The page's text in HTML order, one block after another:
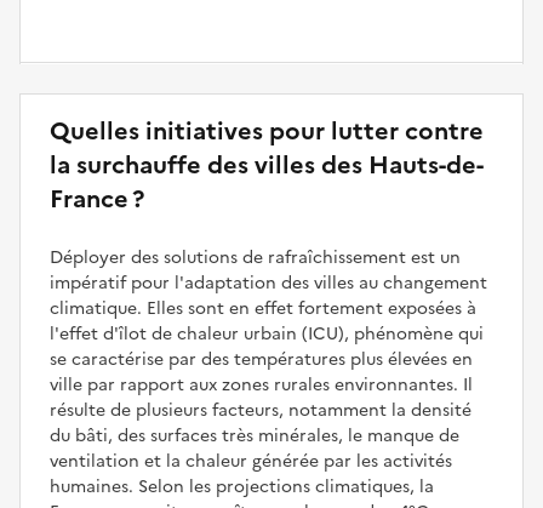
Quelles initiatives pour lutter contre
la surchauffe des villes des Hauts-de-
France ?
Déployer des solutions de rafraîchissement est un
impératif pour l'adaptation des villes au changement
climatique. Elles sont en effet fortement exposées à
l'effet d'îlot de chaleur urbain (ICU), phénomène qui
se caractérise par des températures plus élevées en
ville par rapport aux zones rurales environnantes. Il
résulte de plusieurs facteurs, notamment la densité
du bâti, des surfaces très minérales, le manque de
ventilation et la chaleur générée par les activités
humaines. Selon les projections climatiques, la